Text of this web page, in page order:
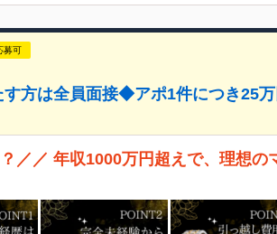
募可
方は全員面接◆アポ1件につき25万
／／ 年収1000万円超えで、理想の